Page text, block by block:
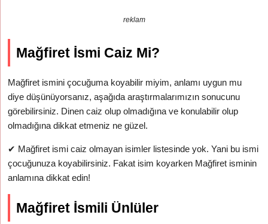
reklam
Mağfiret İsmi Caiz Mi?
Mağfiret ismini çocuğuma koyabilir miyim, anlamı uygun mu
diye düşünüyorsanız, aşağıda araştırmalarımızın sonucunu
görebilirsiniz. Dinen caiz olup olmadığına ve konulabilir olup
olmadığına dikkat etmeniz ne güzel.
✔ Mağfiret ismi caiz olmayan isimler listesinde yok. Yani bu ismi
çocuğunuza koyabilirsiniz. Fakat isim koyarken Mağfiret isminin
anlamına dikkat edin!
Mağfiret İsmili Ünlüler